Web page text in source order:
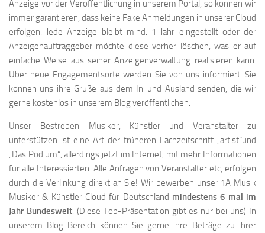
Anzeige vor der Veröffentlichung in unserem Portal, so können wir
immer garantieren, dass keine Fake Anmeldungen in unserer Cloud
erfolgen. Jede Anzeige bleibt mind. 1 Jahr eingestellt oder der
Anzeigenauftraggeber möchte diese vorher löschen, was er auf
einfache Weise aus seiner Anzeigenverwaltung realisieren kann.
Über neue Engagementsorte werden Sie von uns informiert. Sie
können uns ihre Grüße aus dem In-und Ausland senden, die wir
gerne kostenlos in unserem Blog veröffentlichen.
Unser Bestreben Musiker, Künstler und Veranstalter zu
unterstützen ist eine Art der früheren Fachzeitschrift „artist“und
„Das Podium“, allerdings jetzt im Internet, mit mehr Informationen
für alle Interessierten. Alle Anfragen von Veranstalter etc, erfolgen
durch die Verlinkung direkt an Sie! Wir bewerben unser 1A Musik
Musiker & Künstler Cloud für Deutschland mindestens 6 mal im
Jahr Bundesweit. (Diese Top-Präsentation gibt es nur bei uns) In
unserem Blog Bereich können Sie gerne ihre Beträge zu ihrer